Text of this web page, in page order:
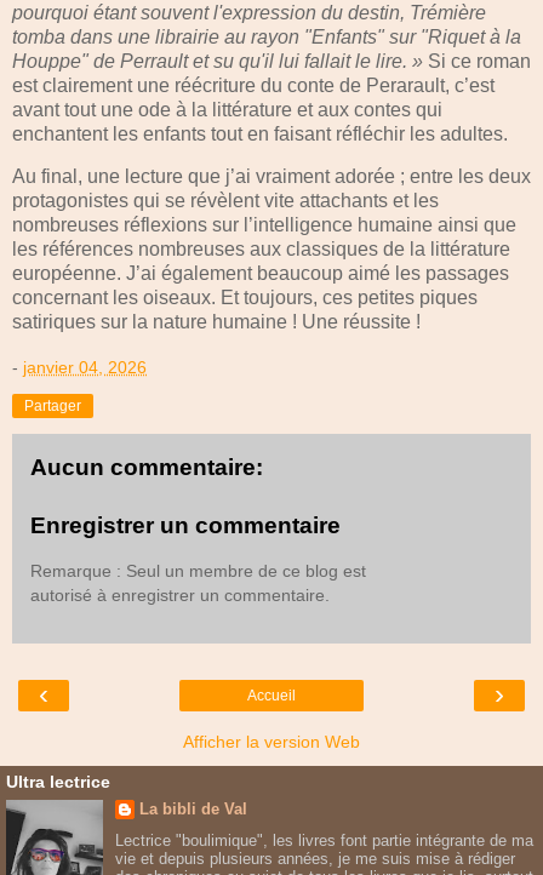
pourquoi étant souvent l'expression du destin, Trémière
tomba dans une librairie au rayon "Enfants" sur "Riquet à la
Houppe" de Perrault et su qu'il lui fallait le lire. » Si ce roman
est clairement une réécriture du conte de Perarault, c’est
avant tout une ode à la littérature et aux contes qui
enchantent les enfants tout en faisant réfléchir les adultes.
Au final, une lecture que j’ai vraiment adorée ; entre les deux
protagonistes qui se révèlent vite attachants et les
nombreuses réflexions sur l’intelligence humaine ainsi que
les références nombreuses aux classiques de la littérature
européenne. J’ai également beaucoup aimé les passages
concernant les oiseaux. Et toujours, ces petites piques
satiriques sur la nature humaine ! Une réussite !
- janvier 04, 2026
Partager
Aucun commentaire:
Enregistrer un commentaire
Remarque : Seul un membre de ce blog est
autorisé à enregistrer un commentaire.
‹ ›
Accueil
Afficher la version Web
Ultra lectrice
La bibli de Val
Lectrice "boulimique", les livres font partie intégrante de ma
vie et depuis plusieurs années, je me suis mise à rédiger